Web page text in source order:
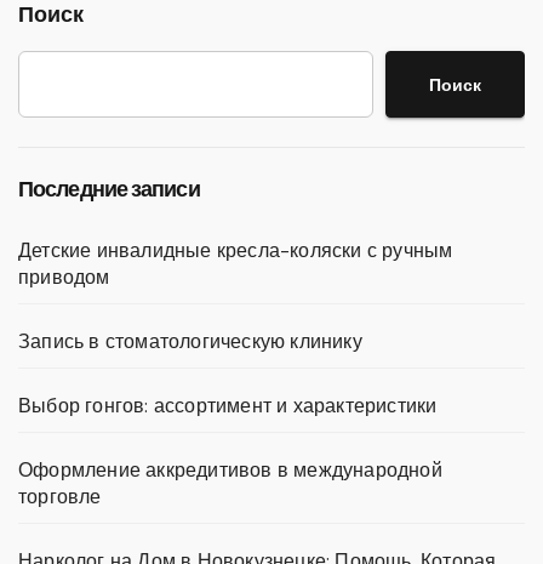
A
p
a
m
kl
a
в
и
Поиск
Поиск
Последние записи
Детские инвалидные кресла-коляски с ручным
приводом
Запись в стоматологическую клинику
Выбор гонгов: ассортимент и характеристики
Оформление аккредитивов в международной
торговле